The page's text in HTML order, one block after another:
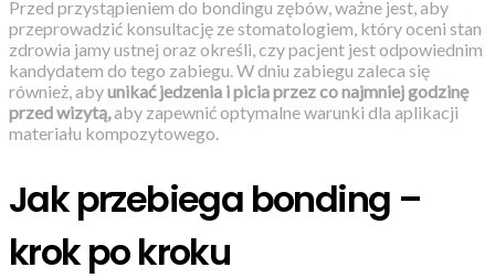
Przed przystąpieniem do bondingu zębów, ważne jest, aby
przeprowadzić konsultację ze stomatologiem, który oceni stan
zdrowia jamy ustnej oraz określi, czy pacjent jest odpowiednim
kandydatem do tego zabiegu. W dniu zabiegu zaleca się
również, abyunikać jedzenia i picia przez co najmniej godzinę
przed wizytą,aby zapewnić optymalne warunki dla aplikacji
materiału kompozytowego.
Jak przebiega bonding –
krok po kroku